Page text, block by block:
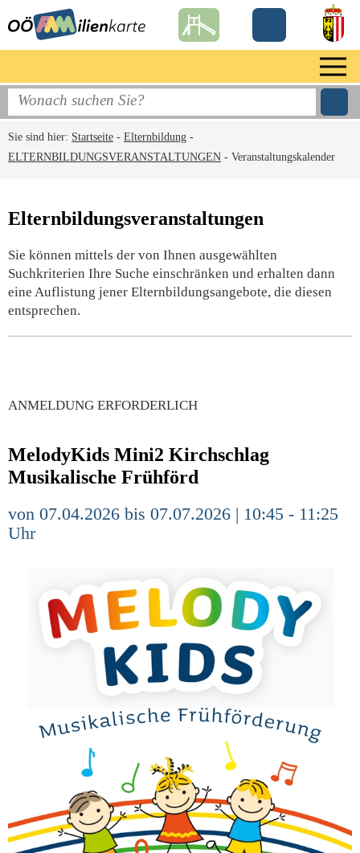
Sie sind hier: Startseite - Elternbildung -
ELTERNBILDUNGSVERANSTALTUNGEN - Veranstaltungskalender
Elternbildungsveranstaltungen
Sie können mittels der von Ihnen ausgewählten
Suchkriterien Ihre Suche einschränken und erhalten dann
eine Auflistung jener Elternbildungsangebote, die diesen
entsprechen.
ANMELDUNG ERFORDERLICH
MelodyKids Mini2 Kirchschlag
Musikalische Frühförd
von 07.04.2026 bis 07.07.2026 | 10:45 - 11:25
Uhr